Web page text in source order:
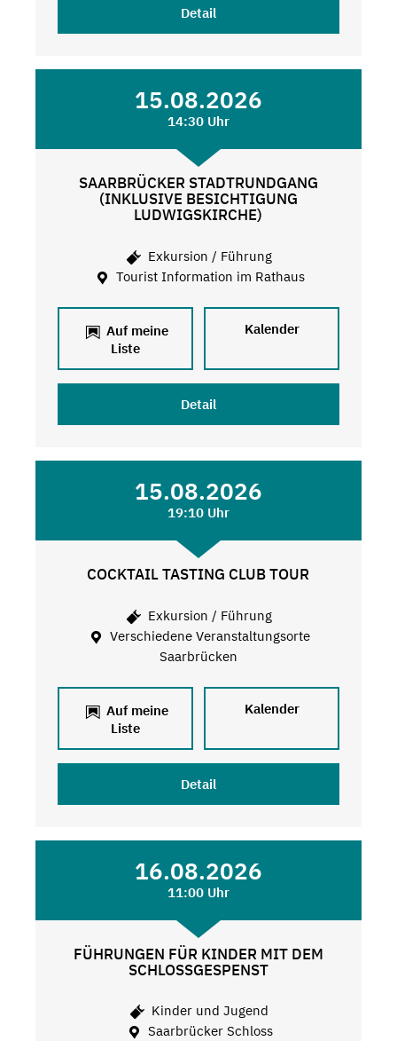
Detail
15.08.2026
14:30 Uhr
SAARBRÜCKER STADTRUNDGANG
(INKLUSIVE BESICHTIGUNG
LUDWIGSKIRCHE)
Exkursion / Führung
Tourist Information im Rathaus
Auf meine
Liste
Kalender
Detail
15.08.2026
19:10 Uhr
COCKTAIL TASTING CLUB TOUR
Exkursion / Führung
Verschiedene Veranstaltungsorte
Saarbrücken
Auf meine
Liste
Kalender
Detail
16.08.2026
11:00 Uhr
FÜHRUNGEN FÜR KINDER MIT DEM
SCHLOSSGESPENST
Kinder und Jugend
Saarbrücker Schloss